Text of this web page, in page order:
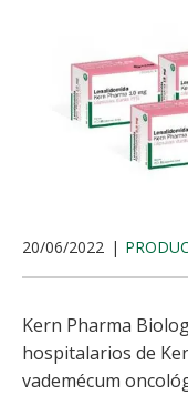
20/06/2022
Kern Pharma
hospitalarios de
vademécum